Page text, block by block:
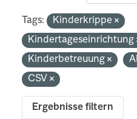
Tags:
Kinderkrippe
Kindertageseinrichtung
Kinderbetreuung
CSV
Ergebnisse filtern